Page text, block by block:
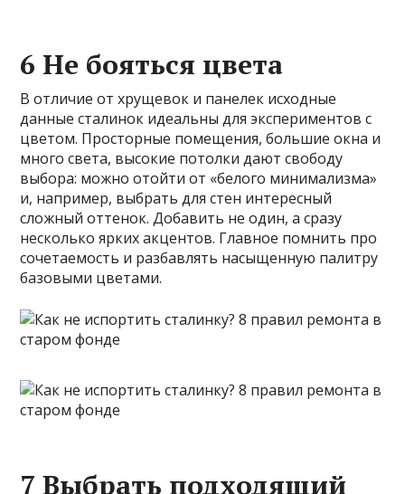
6 Не бояться цвета
В отличие от хрущевок и панелек исходные
данные сталинок идеальны для экспериментов с
цветом. Просторные помещения, большие окна и
много света, высокие потолки дают свободу
выбора: можно отойти от «белого минимализма»
и, например, выбрать для стен интересный
сложный оттенок. Добавить не один, а сразу
несколько ярких акцентов. Главное помнить про
сочетаемость и разбавлять насыщенную палитру
базовыми цветами.
7 Выбрать подходящий